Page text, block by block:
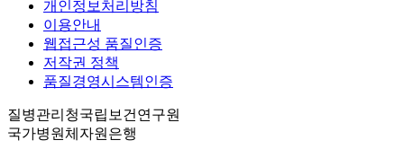
개인정보처리방침
이용안내
웹접근성 품질인증
저작권 정책
품질경영시스템인증
질병관리청국립보건연구원
국가병원체자원은행